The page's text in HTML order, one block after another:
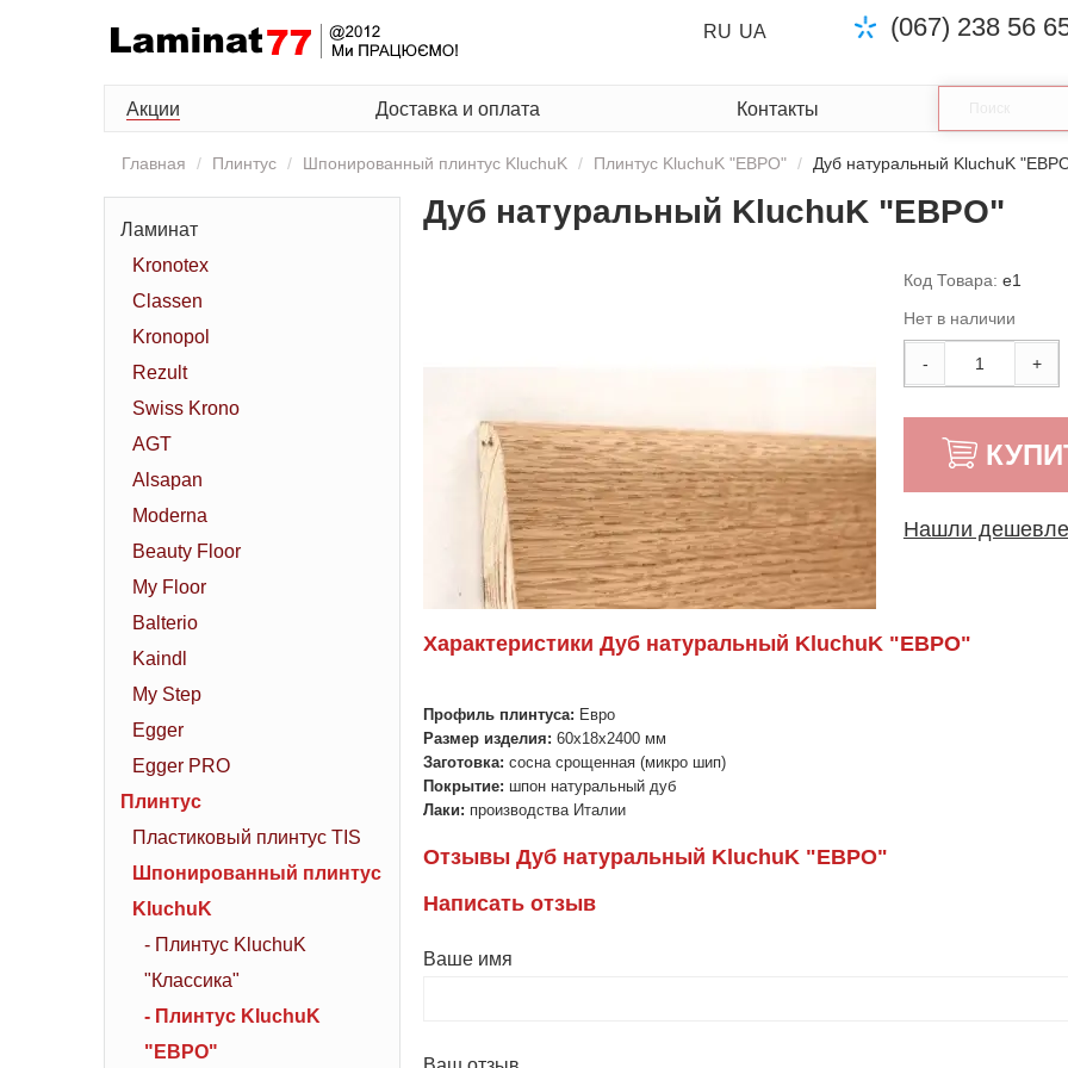
RU UA (067) 238 56
Акции Доставка и оплата Контакты
Главная Плинтус Шпонированный плинтус KluchuK Плинтус KluchuK "ЕВРО" Дуб натуральный KluchuK
Ламинат
Kronotex
Classen
Kronopol
Rezult
Swiss Krono
AGT
Alsapan
Moderna
Beauty Floor
My Floor
Balterio
Kaindl
My Step
Egger
Egger PRO
Плинтус
Пластиковый плинтус TIS
Шпонированный плинтус
KluchuK
- Плинтус KluchuK
"Классика"
- Плинтус KluchuK
"ЕВРО"
Дуб натуральный KluchuK "ЕВРО"
Код Товара: e1
Нет в наличии
- +
Нашли
Характеристики Дуб натуральный KluchuK "ЕВРО"
Профиль плинтуса: Евро
Размер изделия: 60х18х2400 мм
Заготовка: сосна срощенная (микро шип)
Покрытие: шпон натуральный дуб
Лаки: производства Италии
Отзывы Дуб натуральный KluchuK "ЕВРО"
Написать отзыв
Ваше имя